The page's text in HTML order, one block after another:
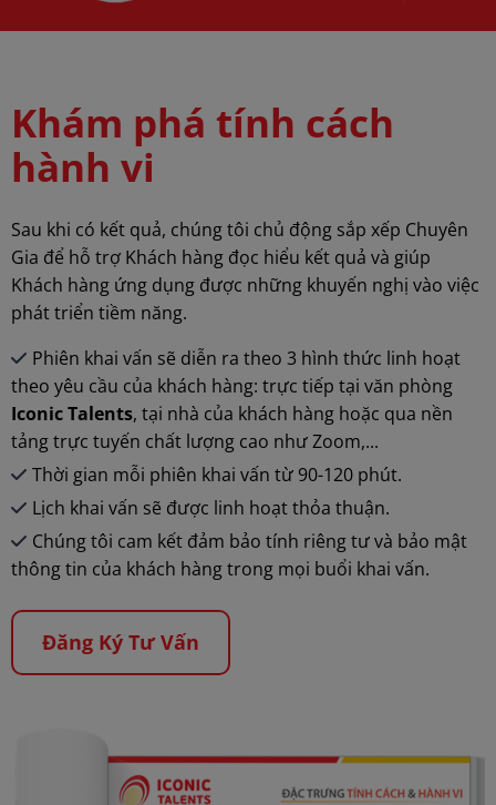
Khám phá tính cách
hành vi
Sau khi có kết quả, chúng tôi chủ động sắp xếp Chuyên
Gia để hỗ trợ Khách hàng đọc hiểu kết quả và giúp
Khách hàng ứng dụng được những khuyến nghị vào việc
phát triển tiềm năng.
Phiên khai vấn sẽ diễn ra theo 3 hình thức linh hoạt
theo yêu cầu của khách hàng: trực tiếp tại văn phòng
Iconic Talents, tại nhà của khách hàng hoặc qua nền
tảng trực tuyến chất lượng cao như Zoom,...
Thời gian mỗi phiên khai vấn từ 90-120 phút.
Lịch khai vấn sẽ được linh hoạt thỏa thuận.
Chúng tôi cam kết đảm bảo tính riêng tư và bảo mật
thông tin của khách hàng trong mọi buổi khai vấn.
Đăng Ký Tư Vấn